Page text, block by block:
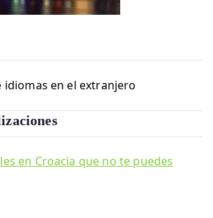
idiomas en el extranjero
en Croacia que no te puedes